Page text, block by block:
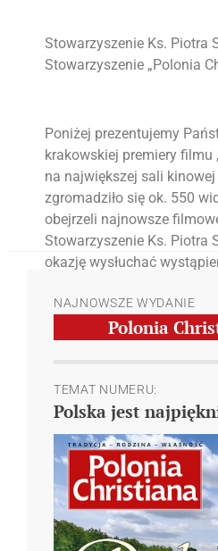
Stowarzyszenie Ks. Piotra
Stowarzyszenie „Polonia
Poniżej prezentujemy
krakowskiej premiery filmu
na największej sali kinowej
zgromadziło się ok. 550
obejrzeli najnowsze
Stowarzyszenie Ks. Piotra
okazję wysłuchać
NAJNOWSZE WYDANIE
Polonia
TEMAT NUMERU:
Polska jest